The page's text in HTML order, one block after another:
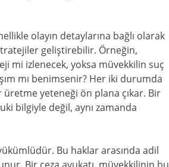
olayın detaylarına bağlı olarak
geliştirebilir. Örneğin,
mi izlenecek, yoksa müvekkilin suç
mı benimsenir? Her iki durumda
üretme yeteneği ön plana çıkar. Bir
bilgiyle değil, aynı zamanda
Bu haklar arasında adil